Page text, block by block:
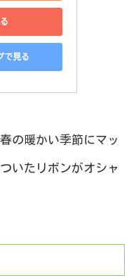
で見る
の暖かい季節にマッ
いたリボンがオシャ